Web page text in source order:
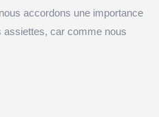
accordons une importance
assiettes, car comme nous